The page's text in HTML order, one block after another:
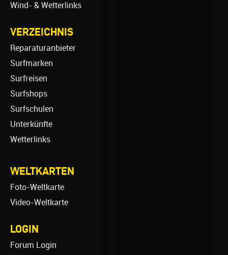
Wind- & Wetterlinks
VERZEICHNIS
Reparaturanbieter
Surfmarken
Surfreisen
Surfshops
Surfschulen
Unterkünfte
Wetterlinks
WELTKARTEN
Foto-Weltkarte
Video-Weltkarte
LOGIN
Forum Login